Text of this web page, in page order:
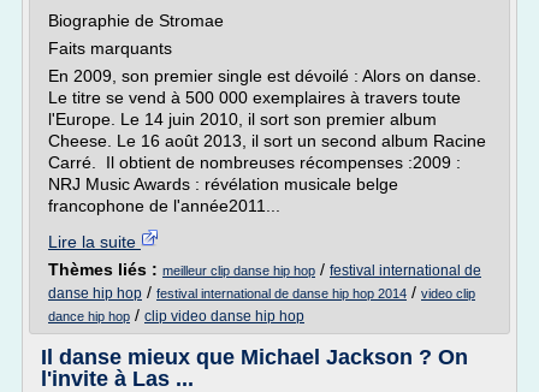
Biographie de Stromae
Faits marquants
En 2009, son premier single est dévoilé : Alors on danse.
Le titre se vend à 500 000 exemplaires à travers toute
l'Europe. Le 14 juin 2010, il sort son premier album
Cheese. Le 16 août 2013, il sort un second album Racine
Carré. Il obtient de nombreuses récompenses :2009 :
NRJ Music Awards : révélation musicale belge
francophone de l'année2011...
Lire la suite
Thèmes liés : meilleur clip danse hip hop / festival international de
danse hip hop / festival international de danse hip hop 2014 / video clip
dance hip hop / clip video danse hip hop
Il danse mieux que Michael Jackson ? On
l'invite à Las ...